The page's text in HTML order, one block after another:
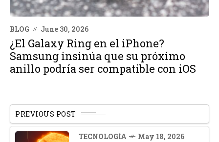
BLOG June 30, 2026
¿El Galaxy Ring en el iPhone?
Samsung insinúa que su próximo
anillo podría ser compatible con iOS
PREVIOUS POST
TECNOLOGÍA May 18, 2026